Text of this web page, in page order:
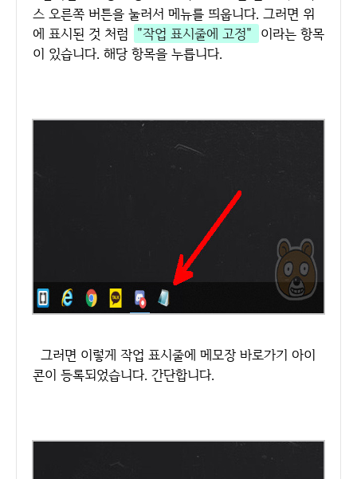
스 오른쪽 버튼을 눌러서 메뉴를 띄웁니다. 그러면 위
에 표시된 것 처럼 "작업 표시줄에 고정" 이라는 항목
이 있습니다. 해당 항목을 누릅니다.
그러면 이렇게 작업 표시줄에 메모장 바로가기 아이
콘이 등록되었습니다. 간단합니다.